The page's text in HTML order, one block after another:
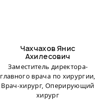
Чахчахов Янис
Ахилесович
Заместитель директора-
главного врача по хирургии,
Врач-хирург, Оперирующий
хирург